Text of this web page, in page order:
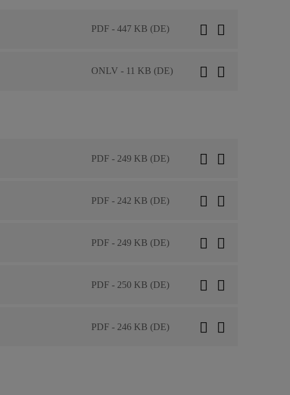
PDF - 447 KB (DE)
ONLV - 11 KB (DE)
PDF - 249 KB (DE)
PDF - 242 KB (DE)
PDF - 249 KB (DE)
PDF - 250 KB (DE)
PDF - 246 KB (DE)